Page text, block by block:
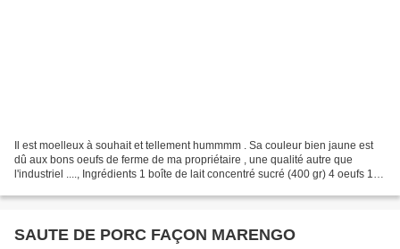
Il est moelleux à souhait et tellement hummmm . Sa couleur bien jaune est
dû aux bons oeufs de ferme de ma propriétaire , une qualité autre que
l'industriel ...., Ingrédients 1 boîte de lait concentré sucré (400 gr) 4 oeufs 120
SAUTE DE PORC FAÇON MARENGO